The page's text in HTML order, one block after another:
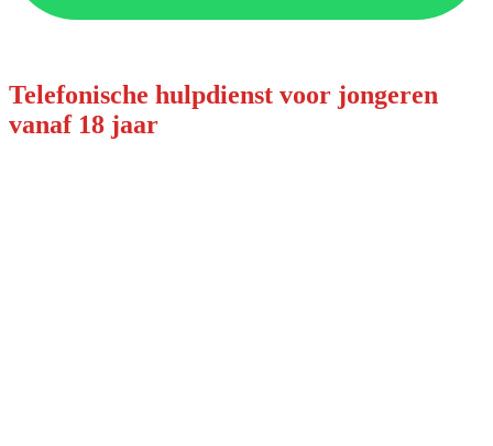
Telefonische hulpdienst voor jongeren
vanaf 18 jaar